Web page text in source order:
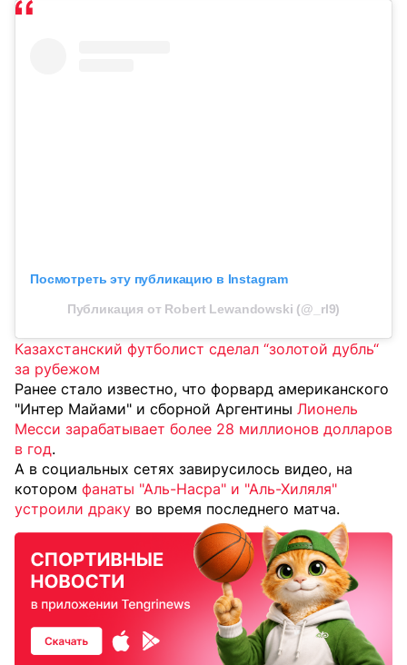
Посмотреть эту публикацию в Instagram
Публикация от Robert Lewandowski (@_rl9)
Казахстанский футболист сделал “золотой дубль“
за рубежом
Ранее стало известно, что форвард американского
"Интер Майами" и сборной Аргентины Лионель
Месси зарабатывает более 28 миллионов долларов
в год.
А в социальных сетях завирусилось видео, на
котором фанаты "Аль-Насра" и "Аль-Хиляля"
устроили драку во время последнего матча.